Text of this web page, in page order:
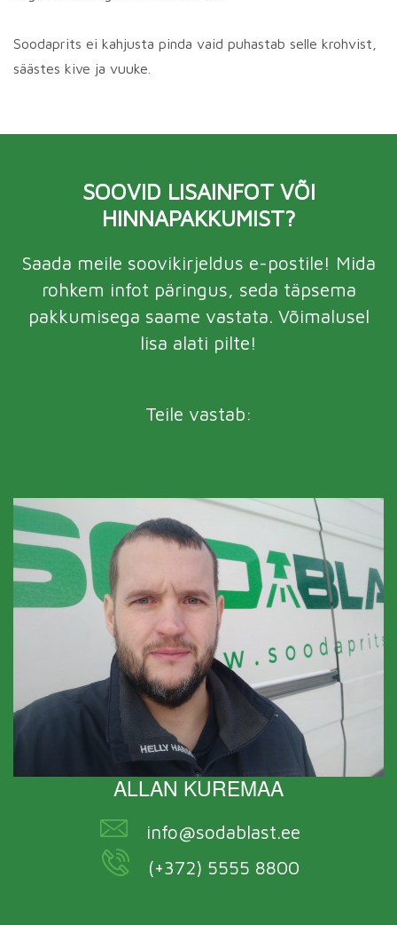
Soodaprits ei kahjusta pinda vaid puhastab selle krohvist,
säästes kive ja vuuke.
SOOVID LISAINFOT VÕI
HINNAPAKKUMIST?
Saada meile soovikirjeldus e-postile! Mida
rohkem infot päringus, seda täpsema
pakkumisega saame vastata. Võimalusel
lisa alati pilte!
Teile vastab:
ALLAN KUREMAA
info@sodablast.ee
(+372) 5555 8800